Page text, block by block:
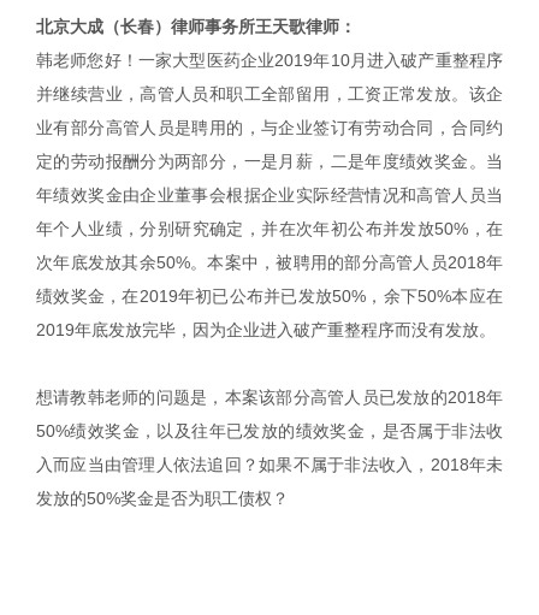
北京大成（长春）律师事务所王天歌律师：
韩老师您好！一家大型医药企业2019年10月进入破产重整程序
并继续营业，高管人员和职工全部留用，工资正常发放。该企
业有部分高管人员是聘用的，与企业签订有劳动合同，合同约
定的劳动报酬分为两部分，一是月薪，二是年度绩效奖金。当
年绩效奖金由企业董事会根据企业实际经营情况和高管人员当
年个人业绩，分别研究确定，并在次年初公布并发放50%，在
次年底发放其余50%。本案中，被聘用的部分高管人员2018年
绩效奖金，在2019年初已公布并已发放50%，余下50%本应在
2019年底发放完毕，因为企业进入破产重整程序而没有发放。
想请教韩老师的问题是，本案该部分高管人员已发放的2018年
50%绩效奖金，以及往年已发放的绩效奖金，是否属于非法收
入而应当由管理人依法追回？如果不属于非法收入，2018年未
发放的50%奖金是否为职工债权？